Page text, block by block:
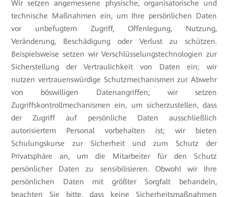
Wir setzen angemessene physische, organisatorische und
technische Maßnahmen ein, um Ihre persönlichen Daten
vor unbefugtem Zugriff, Offenlegung, Nutzung,
Veränderung, Beschädigung oder Verlust zu schützen.
Beispielsweise setzen wir Verschlüsselungstechnologien zur
Sicherstellung der Vertraulichkeit von Daten ein; wir
nutzen vertrauenswürdige Schutzmechanismen zur Abwehr
von böswilligen Datenangriffen; wir setzen
Zugriffskontrollmechanismen ein, um sicherzustellen, dass
der Zugriff auf persönliche Daten ausschließlich
autorisiertem Personal vorbehalten ist; wir bieten
Schulungskurse zur Sicherheit und zum Schutz der
Privatsphäre an, um die Mitarbeiter für den Schutz
persönlicher Daten zu sensibilisieren. Obwohl wir Ihre
persönlichen Daten mit größter Sorgfalt behandeln,
beachten Sie bitte, dass keine Sicherheitsmaßnahmen